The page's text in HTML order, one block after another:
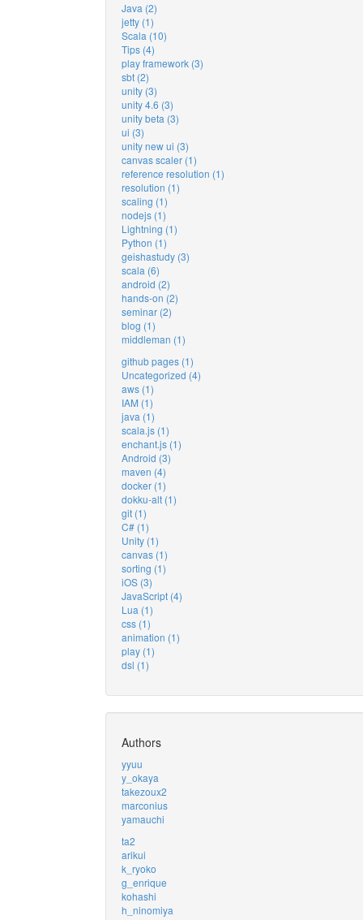
Java (2)
jetty (1)
Scala (10)
Tips (4)
play framework (3)
sbt (2)
unity (3)
unity 4.6 (3)
unity beta (3)
ui (3)
unity new ui (3)
canvas scaler (1)
reference resolution (1)
resolution (1)
scaling (1)
nodejs (1)
Lightning (1)
Python (1)
geishastudy (3)
scala (6)
android (2)
hands-on (2)
seminar (2)
blog (1)
middleman (1)
github pages (1)
Uncategorized (4)
aws (1)
IAM (1)
java (1)
scala.js (1)
enchant.js (1)
Android (3)
maven (4)
docker (1)
dokku-alt (1)
git (1)
C# (1)
Unity (1)
canvas (1)
sorting (1)
iOS (3)
JavaScript (4)
Lua (1)
css (1)
animation (1)
play (1)
dsl (1)
Authors
yyuu
y_okaya
takezoux2
marconius
yamauchi
ta2
arikui
k_ryoko
g_enrique
kohashi
h_ninomiya